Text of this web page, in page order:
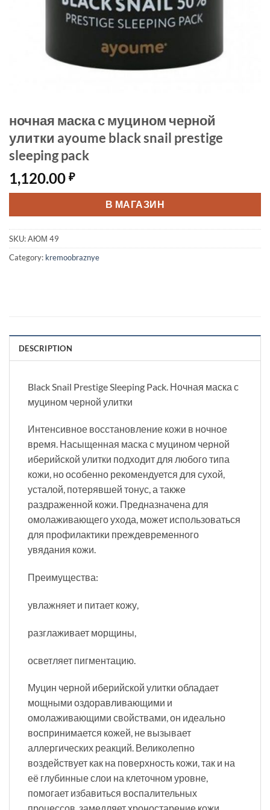
ночная маска с муцином черной
улитки ayoume black snail prestige
sleeping pack
1,120.00 ₽
В МАГАЗИН
SKU:АЮМ 49
Category: kremoobraznye
DESCRIPTION
Black Snail Prestige Sleeping Pack. Ночная маска с
муцином черной улитки
Интенсивное восстановление кожи в ночное
время. Насыщенная маска с муцином черной
иберийской улитки подходит для любого типа
кожи, но особенно рекомендуется для сухой,
усталой, потерявшей тонус, а также
раздраженной кожи. Предназначена для
омолаживающего ухода, может использоваться
для профилактики преждевременного
увядания кожи.
Преимущества:
увлажняет и питает кожу,
разглаживает морщины,
осветляет пигментацию.
Муцин черной иберийской улитки обладает
мощными оздоравливающими и
омолаживающими свойствами, он идеально
воспринимается кожей, не вызывает
аллергических реакций. Великолепно
воздействует как на поверхность кожи, так и на
её глубинные слои на клеточном уровне,
помогает избавиться воспалительных